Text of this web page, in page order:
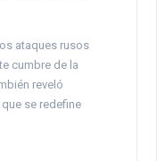
ataques rusos
cumbre de la
reveló
se redefine